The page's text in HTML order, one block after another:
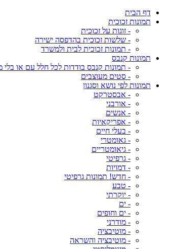
דף הבית
תמונות זכוכית
- זוגות על זכוכית
- שלשות זכוכית בהדפסה ישירה
- תמונות זכוכית לבית ולמשרד
תמונות קנבס
- תמונות קנבס בודדות לכל חלל עם או בלי
- סטים מעוצבים
תמונות לפי נושא וסגנון
- אבסטרקט
- אורבני
- אנשים
- אפריקאיות
- בעלי חיים
- גאומטרי
- גיאומטריים
- גרפיטי
- דמויות
- חדש! תמונות גרפיטי
- טבע
- יוקרתי
- ים
- ים וחופים
- מודרני
- מוטיבציה
- מוטיבציה והשראה